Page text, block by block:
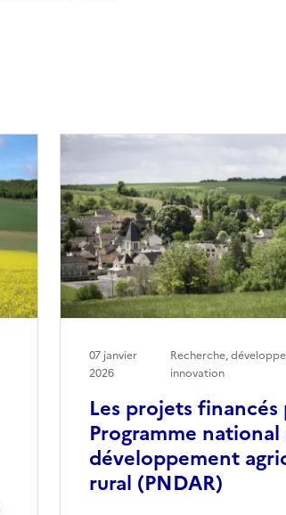
Les projets financés
Programme national
développement
rural (PNDAR)
07 janvier
2026
Recherche,
innovation